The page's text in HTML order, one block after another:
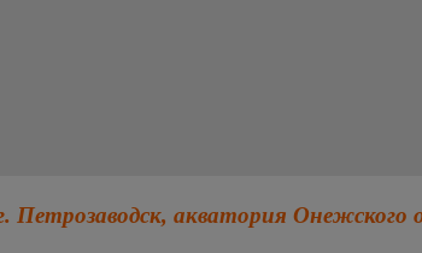
акватория Онежского